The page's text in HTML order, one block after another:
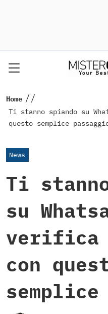
Home //
Ti stanno spiando su
questo semplice
News
Ti
su
verifica
con
semplice